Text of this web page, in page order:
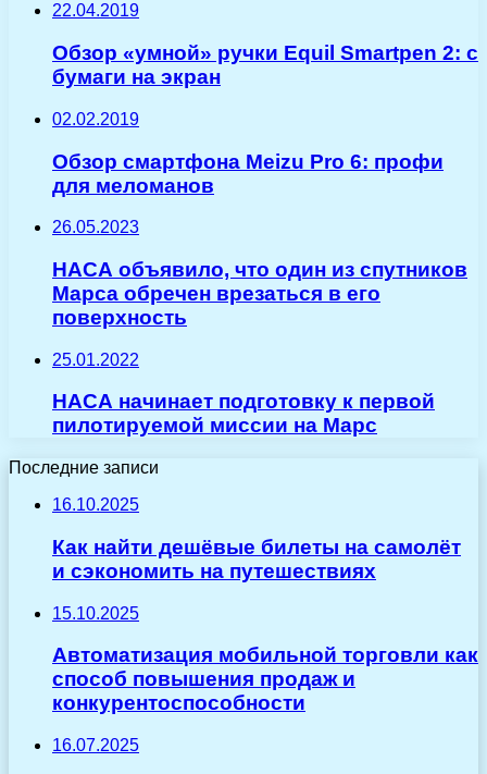
22.04.2019
Обзор «умной» ручки Equil Smartpen 2: с
бумаги на экран
02.02.2019
Обзор смартфона Meizu Pro 6: профи
для меломанов
26.05.2023
НАСА объявило, что один из спутников
Марса обречен врезаться в его
поверхность
25.01.2022
НАСА начинает подготовку к первой
пилотируемой миссии на Марс
Последние записи
16.10.2025
Как найти дешёвые билеты на самолёт
и сэкономить на путешествиях
15.10.2025
Автоматизация мобильной торговли как
способ повышения продаж и
конкурентоспособности
16.07.2025